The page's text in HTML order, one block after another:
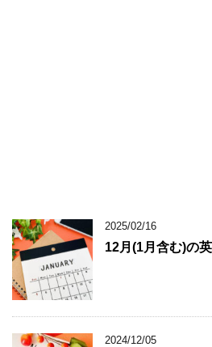
2025/02/16
12月(1月含む)の
2024/12/05